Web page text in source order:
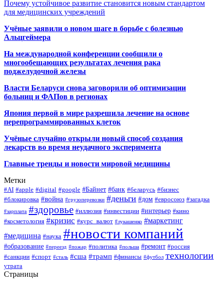
Почему устойчивое развитие становится новым стандартом
для медицинских учреждений
Учёные заявили о новом шаге в борьбе с болезнью
Альцгеймера
На международной конференции сообщили о
многообещающих результатах лечения рака
поджелудочной железы
Власти Беларуси снова заговорили об оптимизации
больниц и ФАПов в регионах
Япония первой в мире разрешила лечение на основе
перепрограммированных клеток
Учёные случайно открыли новый способ создания
лекарств во время неудачного эксперимента
Главные тренды и новости мировой медицины
Метки
#AI #apple #digital #google #Байнет #банк #беларусь #бизнес
#блокировка #война #грузоперевозки #деньги #дом #евросоюз #загадка
#зарплата #здоровье #иллюзия #инвестиции #интерьер #кино
#косметология #кризис #курс_валют #лукашенко #маркетинг
#медицина #наука #новости компаний
#образование #переезд #пожар #политика #польша #ремонт #россия
#санкции #спорт #сталь #сша #трамп #финансы #футбол технологии
утрата
Страницы